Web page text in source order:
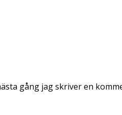
gång jag skriver en